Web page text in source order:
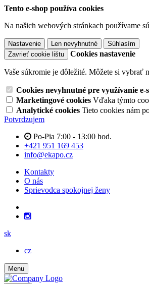
Tento e-shop používa cookies
Na našich webových stránkach používame
Nastavenie Len nevyhnutné
Súhlasím
Zavrieť cookie lištu
Cookies nastavenie
Vaše súkromie je dôležité. Môžete si vybrať
Cookies nevyhnutné pre využívanie e-
Marketingové cookies Vďaka týmto
Analytické cookies Tieto cookies nám
Potvrdzujem
Po-Pia 7:00 - 13:00 hod.
+421 951 169 453
info@ekapo.cz
Kontakty
O nás
Sprievodca spokojnej ženy
sk
cz
Menu